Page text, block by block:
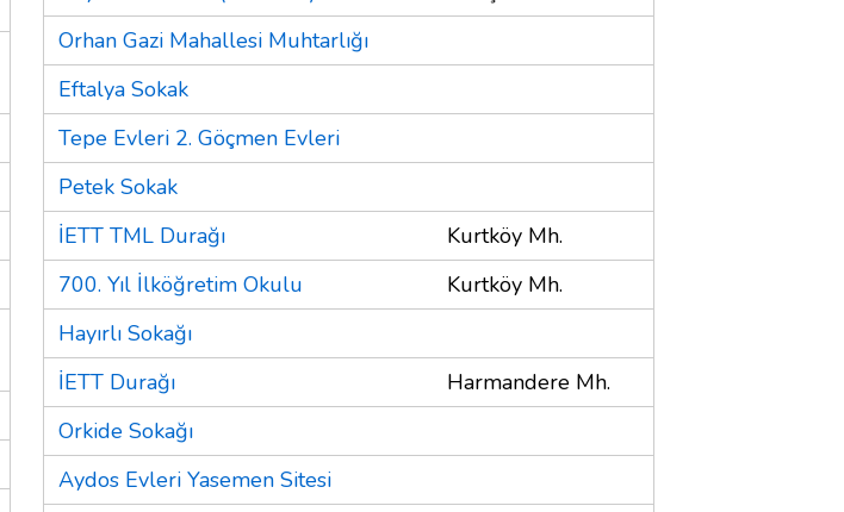
Orhan Gazi Mahallesi Muhtarlığı
Eftalya Sokak
Tepe Evleri 2. Göçmen Evleri
Petek Sokak
İETT TML Durağı
Kurtköy Mh.
700. Yıl İlköğretim Okulu
Kurtköy Mh.
Hayırlı Sokağı
İETT Durağı
Harmandere Mh.
Orkide Sokağı
Aydos Evleri Yasemen Sitesi